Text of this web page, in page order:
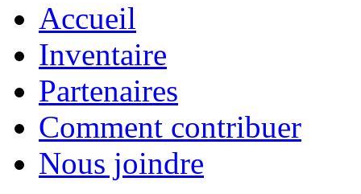
Accueil
Inventaire
Partenaires
Comment contribuer
Nous joindre